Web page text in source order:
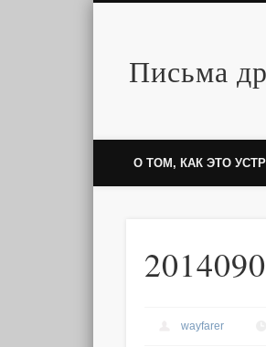
Письма
Twitter
О ТОМ, КАК ЭТО
wayfarer